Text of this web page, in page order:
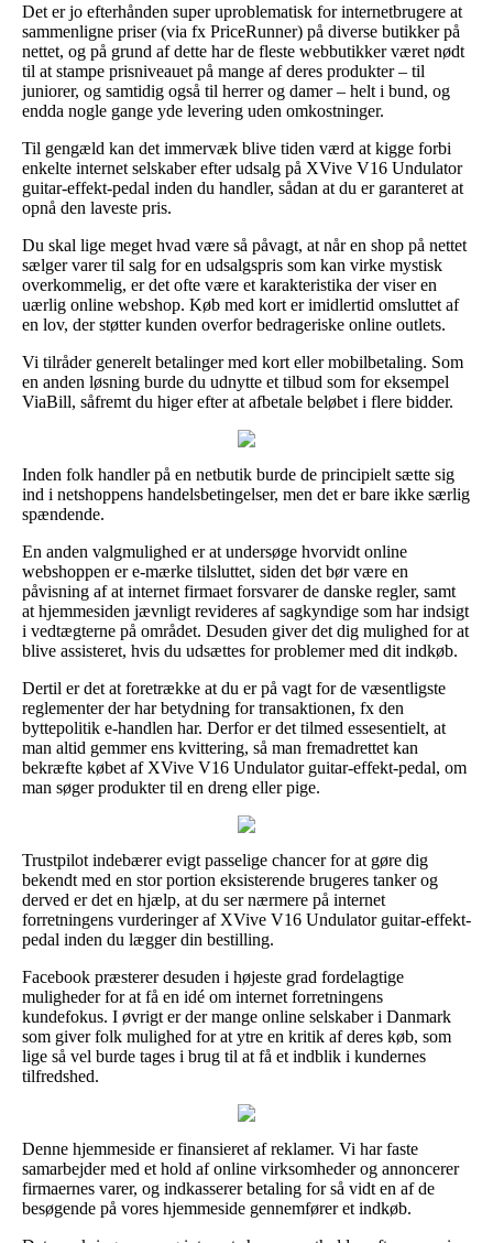
Det er jo efterhånden super uproblematisk for internetbrugere at
sammenligne priser (via fx PriceRunner) på diverse butikker på
nettet, og på grund af dette har de fleste webbutikker været nødt
til at stampe prisniveauet på mange af deres produkter – til
juniorer, og samtidig også til herrer og damer – helt i bund, og
endda nogle gange yde levering uden omkostninger.
Til gengæld kan det immervæk blive tiden værd at kigge forbi
enkelte internet selskaber efter udsalg på XVive V16 Undulator
guitar-effekt-pedal inden du handler, sådan at du er garanteret at
opnå den laveste pris.
Du skal lige meget hvad være så påvagt, at når en shop på nettet
sælger varer til salg for en udsalgspris som kan virke mystisk
overkommelig, er det ofte være et karakteristika der viser en
uærlig online webshop. Køb med kort er imidlertid omsluttet af
en lov, der støtter kunden overfor bedrageriske online outlets.
Vi tilråder generelt betalinger med kort eller mobilbetaling. Som
en anden løsning burde du udnytte et tilbud som for eksempel
ViaBill, såfremt du higer efter at afbetale beløbet i flere bidder.
Inden folk handler på en netbutik burde de principielt sætte sig
ind i netshoppens handelsbetingelser, men det er bare ikke særlig
spændende.
En anden valgmulighed er at undersøge hvorvidt online
webshoppen er e-mærke tilsluttet, siden det bør være en
påvisning af at internet firmaet forsvarer de danske regler, samt
at hjemmesiden jævnligt revideres af sagkyndige som har indsigt
i vedtægterne på området. Desuden giver det dig mulighed for at
blive assisteret, hvis du udsættes for problemer med dit indkøb.
Dertil er det at foretrække at du er på vagt for de væsentligste
reglementer der har betydning for transaktionen, fx den
byttepolitik e-handlen har. Derfor er det tilmed essesentielt, at
man altid gemmer ens kvittering, så man fremadrettet kan
bekræfte købet af XVive V16 Undulator guitar-effekt-pedal, om
man søger produkter til en dreng eller pige.
Trustpilot indebærer evigt passelige chancer for at gøre dig
bekendt med en stor portion eksisterende brugeres tanker og
derved er det en hjælp, at du ser nærmere på internet
forretningens vurderinger af XVive V16 Undulator guitar-effekt-
pedal inden du lægger din bestilling.
Facebook præsterer desuden i højeste grad fordelagtige
muligheder for at få en idé om internet forretningens
kundefokus. I øvrigt er der mange online selskaber i Danmark
som giver folk mulighed for at ytre en kritik af deres køb, som
lige så vel burde tages i brug til at få et indblik i kundernes
tilfredshed.
Denne hjemmeside er finansieret af reklamer. Vi har faste
samarbejder med et hold af online virksomheder og annoncerer
firmaernes varer, og indkasserer betaling for så vidt en af de
besøgende på vores hjemmeside gennemfører et indkøb.